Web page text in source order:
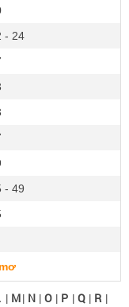
- 24
- 49
| M| N | O | P | Q | R |